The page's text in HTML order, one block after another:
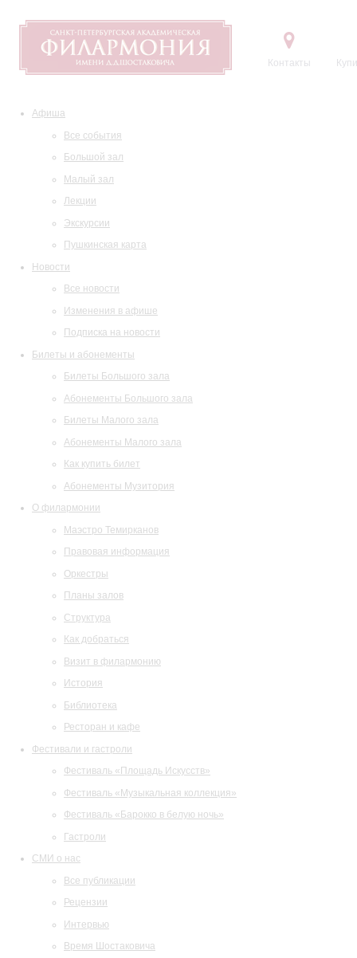
Контакты
Афиша
Все события
Большой зал
Малый зал
Лекции
Экскурсии
Пушкинская карта
Новости
Все новости
Изменения в афише
Подписка на новости
Билеты и абонементы
Билеты Большого зала
Абонементы Большого зала
Билеты Малого зала
Абонементы Малого зала
Как купить билет
Абонементы Музитория
О филармонии
Маэстро Темирканов
Правовая информация
Оркестры
Планы залов
Структура
Как добраться
Визит в филармонию
История
Библиотека
Ресторан и кафе
Фестивали и гастроли
Фестиваль «Площадь Искусств»
Фестиваль «Музыкальная коллекция»
Фестиваль «Барокко в белую ночь»
Гастроли
СМИ о нас
Все публикации
Рецензии
Интервью
Время Шостаковича